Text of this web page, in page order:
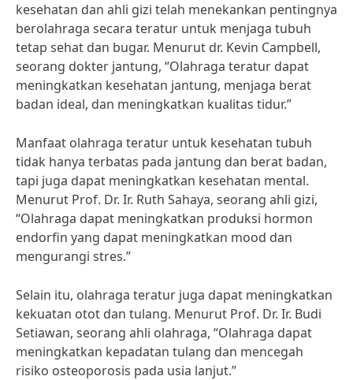
kesehatan dan ahli gizi telah menekankan pentingnya
berolahraga secara teratur untuk menjaga tubuh
tetap sehat dan bugar. Menurut dr. Kevin Campbell,
seorang dokter jantung, “Olahraga teratur dapat
meningkatkan kesehatan jantung, menjaga berat
badan ideal, dan meningkatkan kualitas tidur.”
Manfaat olahraga teratur untuk kesehatan tubuh
tidak hanya terbatas pada jantung dan berat badan,
tapi juga dapat meningkatkan kesehatan mental.
Menurut Prof. Dr. Ir. Ruth Sahaya, seorang ahli gizi,
“Olahraga dapat meningkatkan produksi hormon
endorfin yang dapat meningkatkan mood dan
mengurangi stres.”
Selain itu, olahraga teratur juga dapat meningkatkan
kekuatan otot dan tulang. Menurut Prof. Dr. Ir. Budi
Setiawan, seorang ahli olahraga, “Olahraga dapat
meningkatkan kepadatan tulang dan mencegah
risiko osteoporosis pada usia lanjut.”